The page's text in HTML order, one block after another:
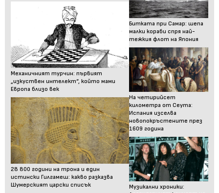
Механичният турчин: първият
„изкуствен интелект“, който мами
Европа близо век
28 800 години на трона и един
истински Гилгамеш: какво разказва
Шумерският царски списък
Битката при Самар: шепа
малки кораби спря най-
тежкия флот на Япония
На четирийсет
километра от Сеута:
Испания изселва
новопокръстените през
1609 година
Музикални хроники: